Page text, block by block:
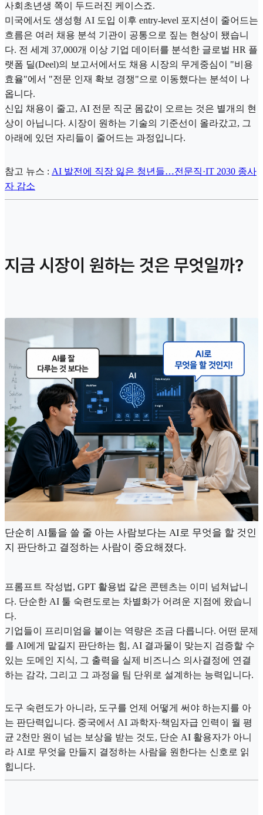
사회초년생 쪽이 두드러진 케이스죠.
미국에서도 생성형 AI 도입 이후 entry-level 포지션이 줄어드는
흐름은 여러 채용 분석 기관이 공통으로 짚는 현상이 됐습니
다. 전 세계 37,000개 이상 기업 데이터를 분석한 글로벌 HR 플
랫폼 딜(Deel)의 보고서에서도 채용 시장의 무게중심이 "비용
효율"에서 "전문 인재 확보 경쟁"으로 이동했다는 분석이 나
옵니다.
신입 채용이 줄고, AI 전문 직군 몸값이 오르는 것은 별개의 현
상이 아닙니다. 시장이 원하는 기술의 기준선이 올라갔고, 그
아래에 있던 자리들이 줄어드는 과정입니다.
참고 뉴스 : AI 발전에 직장 잃은 청년들…전문직·IT 2030 종사
자 감소
지금 시장이 원하는 것은 무엇일까?
단순히 AI툴을 쓸 줄 아는 사람보다는 AI로 무엇을 할 것인
지 판단하고 결정하는 사람이 중요해졌다.
프롬프트 작성법, GPT 활용법 같은 콘텐츠는 이미 넘쳐납니
다. 단순한 AI 툴 숙련도로는 차별화가 어려운 지점에 왔습니
다.
기업들이 프리미엄을 붙이는 역량은 조금 다릅니다. 어떤 문제
를 AI에게 맡길지 판단하는 힘, AI 결과물이 맞는지 검증할 수
있는 도메인 지식, 그 출력을 실제 비즈니스 의사결정에 연결
하는 감각, 그리고 그 과정을 팀 단위로 설계하는 능력입니다.
도구 숙련도가 아니라, 도구를 언제 어떻게 써야 하는지를 아
는 판단력입니다. 중국에서 AI 과학자·책임자급 인력이 월 평
균 2천만 원이 넘는 보상을 받는 것도, 단순 AI 활용자가 아니
라 AI로 무엇을 만들지 결정하는 사람을 원한다는 신호로 읽
힙니다.